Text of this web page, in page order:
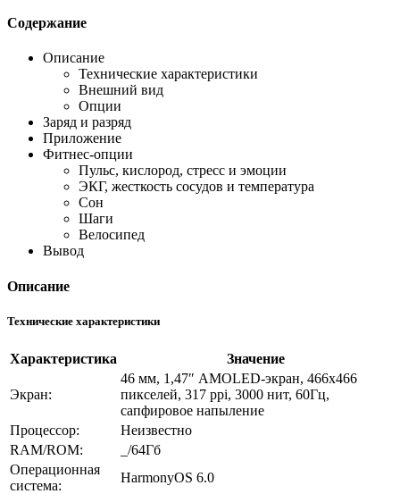
Содержание
Описание
Технические характеристики
Внешний вид
Опции
Заряд и разряд
Приложение
Фитнес-опции
Пульс, кислород, стресс и эмоции
ЭКГ, жесткость сосудов и температура
Сон
Шаги
Велосипед
Вывод
Описание
Технические характеристики
Характеристика Значение
Экран:
46 мм, 1,47″ AMOLED-экран, 466х466
пикселей, 317 ppi, 3000 нит, 60Гц,
сапфировое напыление
Процессор:
Неизвестно
RAM/ROM:
_/64Гб
Операционная
система:
HarmonyOS 6.0